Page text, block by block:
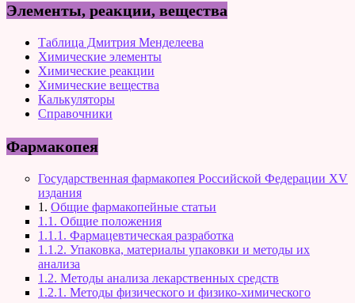
Элементы, реакции, вещества
Таблица Дмитрия Менделеева
Химические элементы
Химические реакции
Химические вещества
Калькуляторы
Справочники
Фармакопея
Государственная фармакопея Российской Федерации XV
издания
1. Общие фармакопейные статьи
1.1. Общие положения
1.1.1. Фармацевтическая разработка
1.1.2. Упаковка, материалы упаковки и методы их
анализа
1.2. Методы анализа лекарственных средств
1.2.1. Методы физического и физико-химического